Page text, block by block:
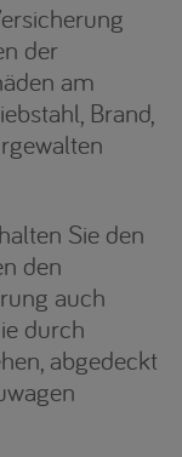
der
am
Brand,
Sie den
den
auch
durch
abgedeckt